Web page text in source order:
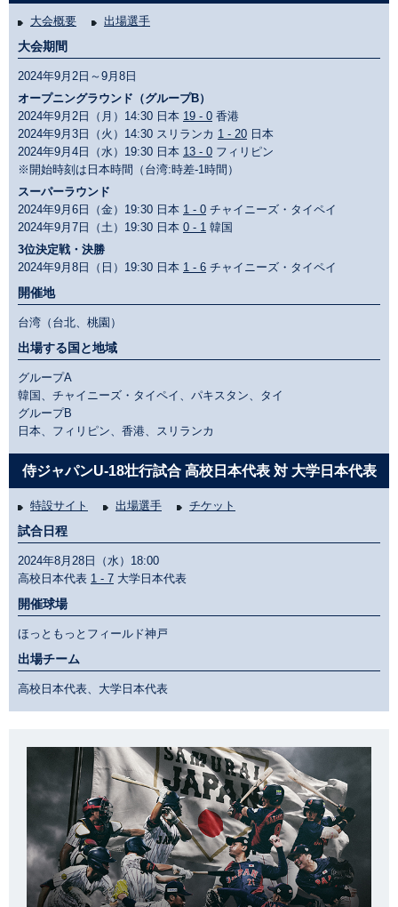
大会概要 出場選手
大会期間
2024年9月2日～9月8日
オープニングラウンド（グループB）
2024年9月2日（月）14:30 日本 19 - 0 香港
2024年9月3日（火）14:30 スリランカ 1 - 20 日本
2024年9月4日（水）19:30 日本 13 - 0 フィリピン
※開始時刻は日本時間（台湾:時差-1時間）
スーパーラウンド
2024年9月6日（金）19:30 日本 1 - 0 チャイニーズ・タイペイ
2024年9月7日（土）19:30 日本 0 - 1 韓国
3位決定戦・決勝
2024年9月8日（日）19:30 日本 1 - 6 チャイニーズ・タイペイ
開催地
台湾（台北、桃園）
出場する国と地域
グループA
韓国、チャイニーズ・タイペイ、パキスタン、タイ
グループB
日本、フィリピン、香港、スリランカ
侍ジャパンU-18壮行試合 高校日本代表 対 大学日本代表
特設サイト 出場選手 チケット
試合日程
2024年8月28日（水）18:00
高校日本代表 1 - 7 大学日本代表
開催球場
ほっともっとフィールド神戸
出場チーム
高校日本代表、大学日本代表